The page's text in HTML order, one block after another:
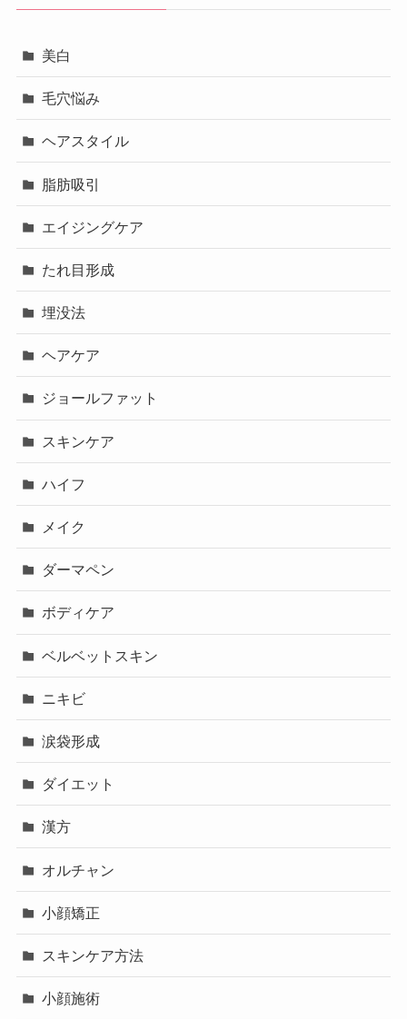
美白
毛穴悩み
ヘアスタイル
脂肪吸引
エイジングケア
たれ目形成
埋没法
ヘアケア
ジョールファット
スキンケア
ハイフ
メイク
ダーマペン
ボディケア
ベルベットスキン
ニキビ
涙袋形成
ダイエット
漢方
オルチャン
小顔矯正
スキンケア方法
小顔施術